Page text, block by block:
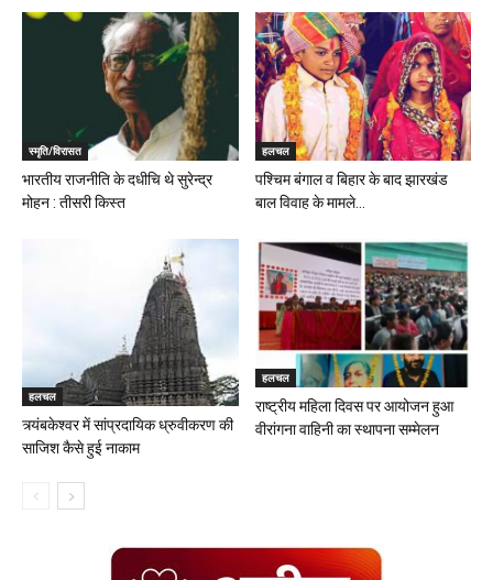
स्मृति/विरासत
भारतीय राजनीति के दधीचि थे सुरेन्द्र
मोहन : तीसरी किस्त
हलचल
पश्चिम बंगाल व बिहार के बाद झारखंड
बाल विवाह के मामले...
हलचल
त्र्यंबकेश्वर में सांप्रदायिक ध्रुवीकरण की
साजिश कैसे हुई नाकाम
हलचल
राष्ट्रीय महिला दिवस पर आयोजन हुआ
वीरांगना वाहिनी का स्थापना सम्मेलन